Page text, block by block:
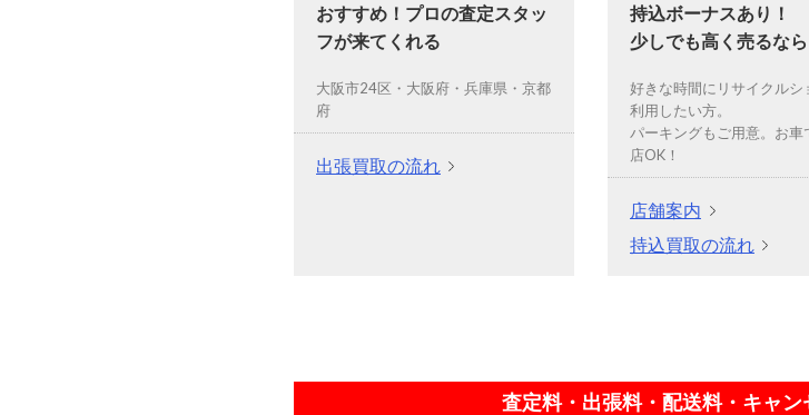
おすすめ！プロの査定スタッ
フが来てくれる
大阪市24区・大阪府・兵庫県・京都
府
出張買取の流れ
持込ボーナスあり！
少しでも高く売るなら
好きな時間にリサイクルシ
利用したい方。
パーキングもご用意。お車
店OK！
店舗案内
持込買取の流れ
査定料・出張料・配送料・キャン